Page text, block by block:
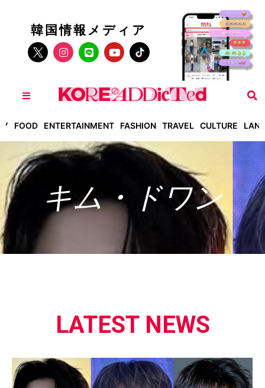
韓国情報メディア
FOOD ENTERTAINMENT FASHION TRAVEL CULTURE
キム・ドワン
LATEST NEWS